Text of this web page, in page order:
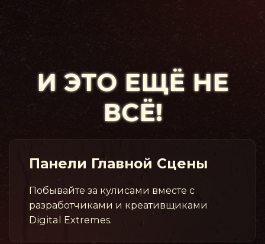
И ЭТО ЕЩЁ НЕ
ВСЁ!
Панели Главной Сцены
Побывайте за кулисами вместе с
разработчиками и креативщиками
Digital Extremes.